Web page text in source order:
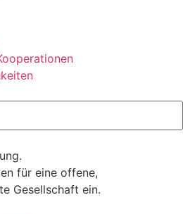
für eine offene,
Gesellschaft ein.